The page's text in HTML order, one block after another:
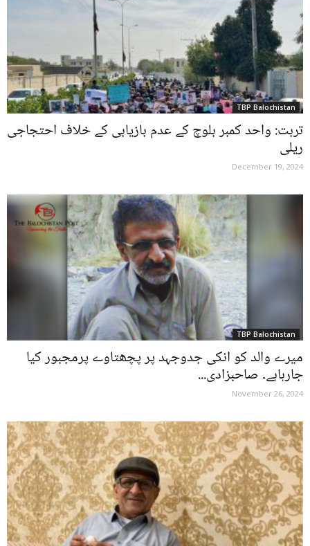
TBP Balochistan
تربت: واحد کمبر بلوچ کے عدم بازیابی کے خلاف احتجاجی
ریلی
December 19, 2024
TBP Balochistan
میرے والد کو انکی جدوجہد پر پچھتاوے پرمجبور کیا
جارہاہے۔ صاحبزادی...
November 26, 2024